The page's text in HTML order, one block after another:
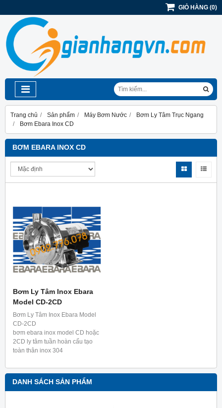
GIỎ HÀNG (0)
Trang chủ Sản phẩm Máy Bơm Nước
Bơm Ly Tâm Trục Ngang
Bơm Ebara Inox CD
BƠM EBARA INOX CD
Bơm Ly Tâm Inox Ebara
Model CD-2CD
Bơm Ly Tâm Inox Ebara Model
CD-2CD
bơm ebara inox model CD hoặc
2CD ly tâm tuần hoàn cấu tạo
toàn thân inox 304
110c
DANH SÁCH SẢN PHẨM